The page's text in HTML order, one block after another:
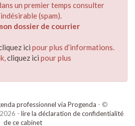
un premier temps consulter
(spam).
dossier de courrier
ici pour plus d’informations.
cliquez ici pour plus
professionnel via Progenda - ©
- lire la déclaration de confidentialité
de ce cabinet